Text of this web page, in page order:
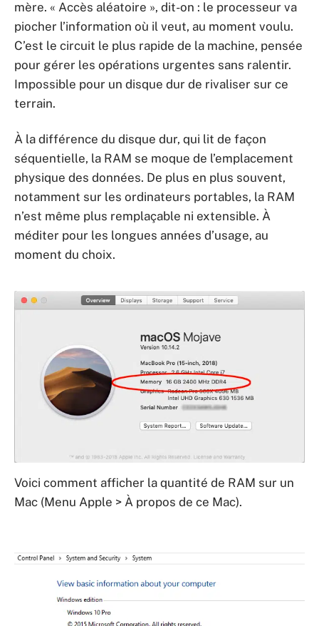
mère. « Accès aléatoire », dit-on : le processeur va
piocher l’information où il veut, au moment voulu.
C’est le circuit le plus rapide de la machine, pensée
pour gérer les opérations urgentes sans ralentir.
Impossible pour un disque dur de rivaliser sur ce
terrain.
À la différence du disque dur, qui lit de façon
séquentielle, la RAM se moque de l’emplacement
physique des données. De plus en plus souvent,
notamment sur les ordinateurs portables, la RAM
n’est même plus remplaçable ni extensible. À
méditer pour les longues années d’usage, au
moment du choix.
Voici comment afficher la quantité de RAM sur un
Mac (Menu Apple > À propos de ce Mac).